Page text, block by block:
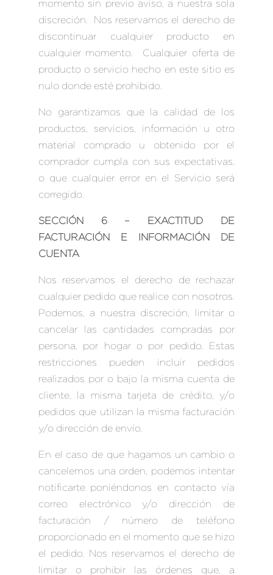
momento sin previo aviso, a nuestra sola
discreción. Nos reservamos el derecho de
discontinuar cualquier producto en
cualquier momento. Cualquier oferta de
producto o servicio hecho en este sitio es
nulo donde esté prohibido.
No garantizamos que la calidad de los
productos, servicios, información u otro
material comprado u obtenido por el
comprador cumpla con sus expectativas,
o que cualquier error en el Servicio será
corregido.
SECCIÓN 6 – EXACTITUD DE
FACTURACIÓN E INFORMACIÓN DE
CUENTA
Nos reservamos el derecho de rechazar
cualquier pedido que realice con nosotros.
Podemos, a nuestra discreción, limitar o
cancelar las cantidades compradas por
persona, por hogar o por pedido. Estas
restricciones pueden incluir pedidos
realizados por o bajo la misma cuenta de
cliente, la misma tarjeta de crédito, y/o
pedidos que utilizan la misma facturación
y/o dirección de envío.
En el caso de que hagamos un cambio o
cancelemos una orden, podemos intentar
notificarte poniéndonos en contacto vía
correo electrónico y/o dirección de
facturación / número de teléfono
proporcionado en el momento que se hizo
el pedido. Nos reservamos el derecho de
limitar o prohibir las órdenes que, a